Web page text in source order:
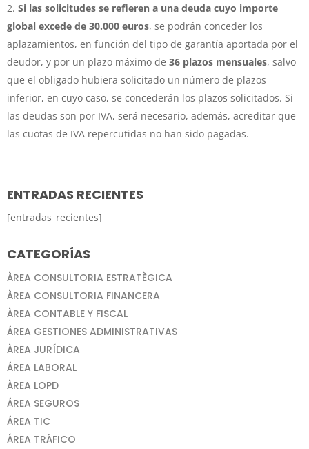
Si las solicitudes se refieren a una deuda cuyo importe
global excede de 30.000 euros, se podrán conceder los
aplazamientos, en función del tipo de garantía aportada por el
deudor, y por un plazo máximo de 36 plazos mensuales, salvo
que el obligado hubiera solicitado un número de plazos
inferior, en cuyo caso, se concederán los plazos solicitados. Si
las deudas son por IVA, será necesario, además, acreditar que
las cuotas de IVA repercutidas no han sido pagadas.
ENTRADAS RECIENTES
[entradas_recientes]
CATEGORÍAS
ÀREA CONSULTORIA ESTRATÈGICA
ÀREA CONSULTORIA FINANCERA
ÀREA CONTABLE Y FISCAL
ÁREA GESTIONES ADMINISTRATIVAS
ÀREA JURÍDICA
ÁREA LABORAL
ÀREA LOPD
ÁREA SEGUROS
ÁREA TIC
ÁREA TRÁFICO